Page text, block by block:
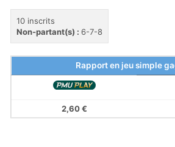
10 inscrits
Non-partant(s) : 6-7-8
Rapport en jeu simple
2,60 €